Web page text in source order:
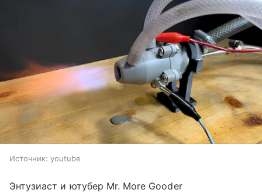
Источник: youtube
Энтузиаст и ютубер Mr. More Gooder